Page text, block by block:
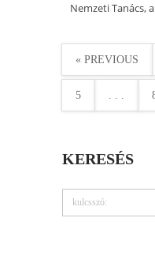
Nemzeti Tanács,
« PREVIOUS
5 . . .
KERESÉS